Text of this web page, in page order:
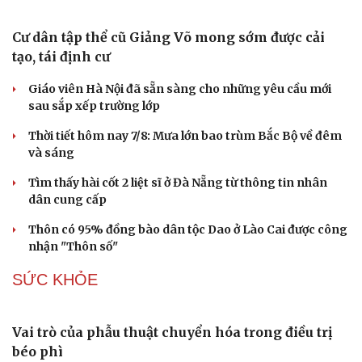
KINH TẾ
Loại rau rừng mọng nước được người thành phố
Kê khai thuế giá trị gia tăng: 3 thay đổi doanh nghiệp
cần lưu ý từ Quý 3/2026
Mua nhà ở xã hội, người lao động an cư nhưng đối mặt
áp lực trả nợ
Ninh Bình đầu tư 502 tỷ đồng xây chung cư cho thuê
Phòng vệ thương mại phát huy hiệu quả từ hệ thống
XÃ HỘI